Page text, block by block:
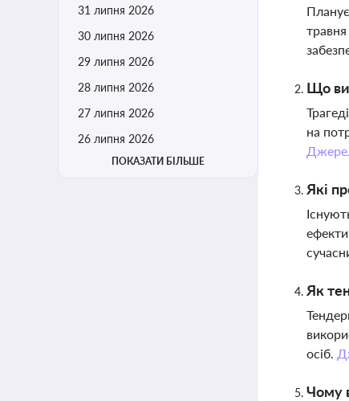
31 липня 2026
30 липня 2026
29 липня 2026
28 липня 2026
27 липня 2026
26 липня 2026
ПОКАЗАТИ БІЛЬШЕ
Що
на
Які
Як
осіб.
Чому